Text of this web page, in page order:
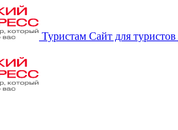
Туристам Сайт для туристов